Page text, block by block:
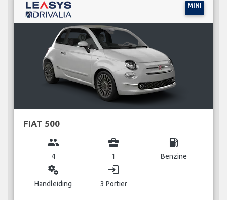
MINI
FIAT 500
group
4
business_center
1
local_gas_station
Benzine
miscellaneous_services
Handleiding
login
3 Portier